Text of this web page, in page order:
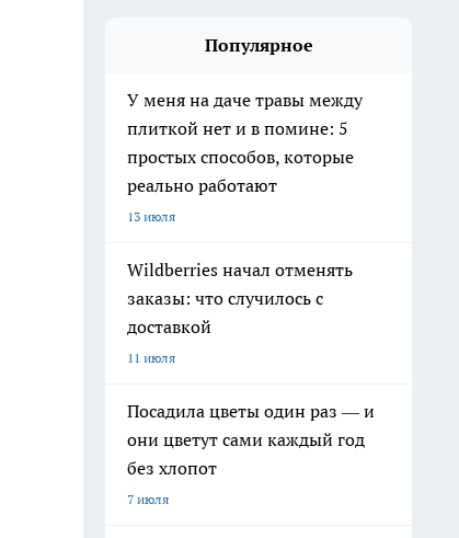
Популярное
У меня на даче травы между
плиткой нет и в помине: 5
простых способов, которые
реально работают
13 июля
Wildberries начал отменять
заказы: что случилось с
доставкой
11 июля
Посадила цветы один раз — и
они цветут сами каждый год
без хлопот
7 июля